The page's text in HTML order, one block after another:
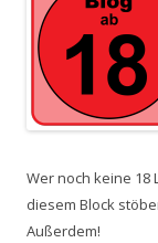
Wer noch keine 18
diesem Block
Außerdem!